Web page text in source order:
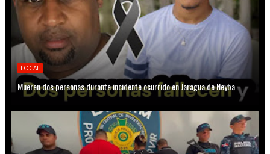
LOCAL
Mueren dos personas durante incidente ocurrido en Jaragua de Neyba